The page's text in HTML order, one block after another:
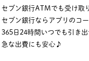
セブン銀行ATMでも受け取
セブン銀行ならアプリのコー
365日24時間いつでも引き出
急な出費にも安心♪